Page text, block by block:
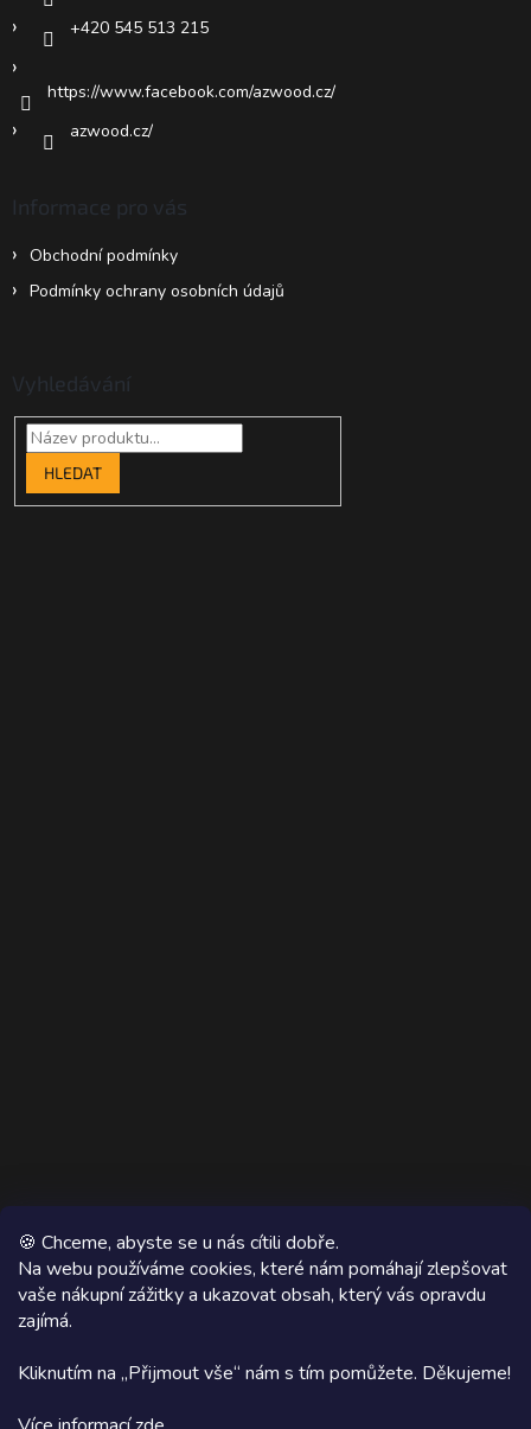
🍪 Chceme, abyste se u nás cítili dobře.
Na webu používáme cookies, které nám pomáhají zlepšovat
vaše nákupní zážitky a ukazovat obsah, který vás opravdu
zajímá.
Kliknutím na „Přijmout vše“ nám s tím pomůžete. Děkujeme!
+420 545 513 215
https://www.facebook.com/azwood.cz/
azwood.cz/
Informace pro vás
Obchodní podmínky
Podmínky ochrany osobních údajů
Vyhledávání
HLEDAT
Copyright 2026AZ WOOD
. Všechna práva vyhrazena.
Shoptetak.cz.